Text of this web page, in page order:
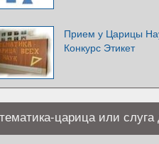
Прием у Царицы
Конкурс Этикет
царица или слуга